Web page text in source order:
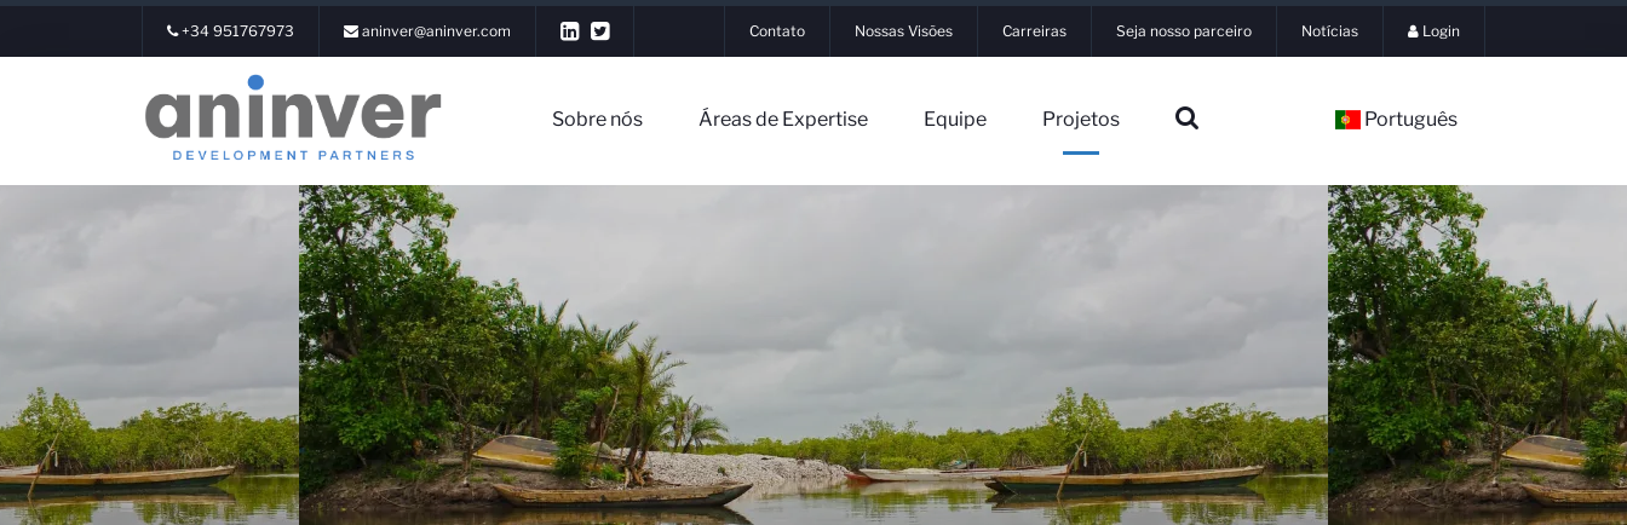
+34 951767973 aninver@aninver.com Contato Nossas Visões Carreiras Seja nosso parceiro Notícias Login
Sobre nós Áreas de Expertise Equipe Projetos Português
Login
▼